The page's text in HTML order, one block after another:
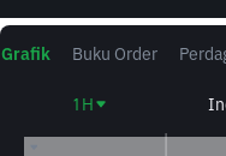
Grafik Buku Order
1H